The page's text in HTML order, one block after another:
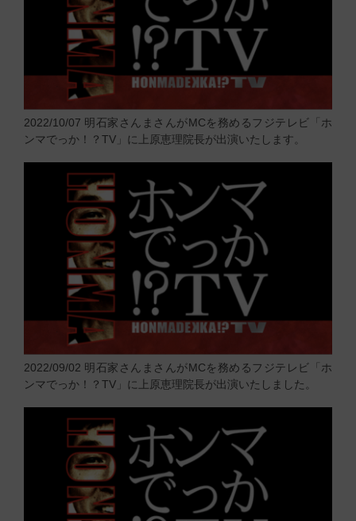
2022/10/07 明石家さんまさんがMCを務めるフジテレビ「ホ
ンマでっか！？TV」に上原恵理院長が出演いたします。
2022/09/02 明石家さんまさんがMCを務めるフジテレビ「ホ
ンマでっか！？TV」に上原恵理院長が出演いたしました。